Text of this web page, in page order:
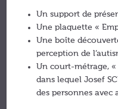
Un support de
Une plaquette «
Une boîte
perception de
Un court-métrage,
dans lequel Josef
des personnes avec